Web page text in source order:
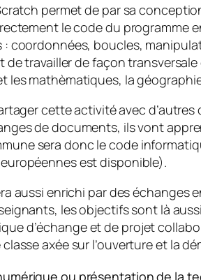
permet de par sa
le code du programme
coordonnées, boucles,
de travailler de façon
les mathèmatiques, la
cette activité avec
de documents, ils vont
sera donc le code
est disponible).
aussi enrichi par des échanges
les objectifs sont là
d’échange et de projet
axée sur l’ouverture et la